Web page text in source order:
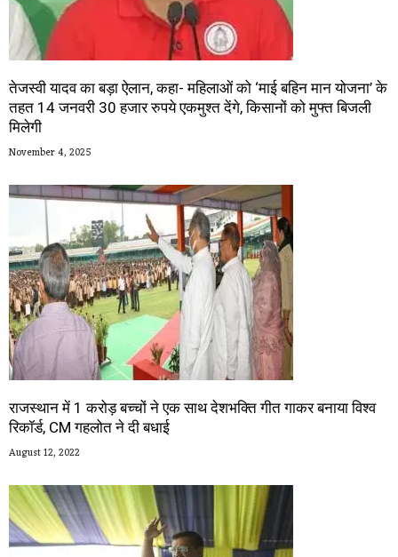
तेजस्वी यादव का बड़ा ऐलान, कहा- महिलाओं को ‘माई बहिन मान योजना’ के
तहत 14 जनवरी 30 हजार रुपये एकमुश्त देंगे, किसानों को मुफ्त बिजली
मिलेगी
November 4, 2025
राजस्थान में 1 करोड़ बच्चों ने एक साथ देशभक्ति गीत गाकर बनाया विश्व
रिकॉर्ड, CM गहलोत ने दी बधाई
August 12, 2022